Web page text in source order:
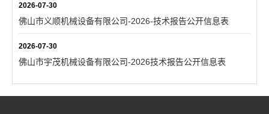
2026-07-30
佛山市义顺机械设备有限公司-2026-技术报告公开信息表
2026-07-30
佛山市宇茂机械设备有限公司-2026技术报告公开信息表